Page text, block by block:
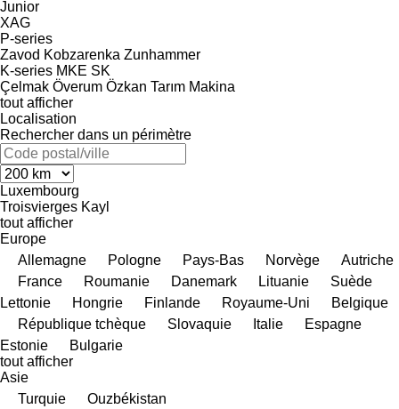
Junior
XAG
P-series
Zavod Kobzarenka Zunhammer
K-series MKE SK
Çelmak Överum Özkan Tarım Makina
tout afficher
Localisation
Rechercher dans un périmètre
Luxembourg
Troisvierges Kayl
tout afficher
Europe
Allemagne
Pologne Pays-Bas Norvège
Autriche
France
Roumanie Danemark Lituanie
Suède
Lettonie
Hongrie Finlande Royaume-Uni
Belgique
République tchèque
Slovaquie Italie
Espagne
Estonie
Bulgarie
tout afficher
Asie
Turquie
Ouzbékistan